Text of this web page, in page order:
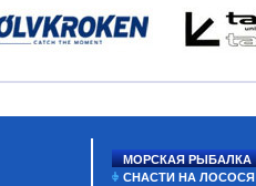
МОРСКАЯ РЫБАЛКА
СНАСТИ НА ЛОСОСЯ